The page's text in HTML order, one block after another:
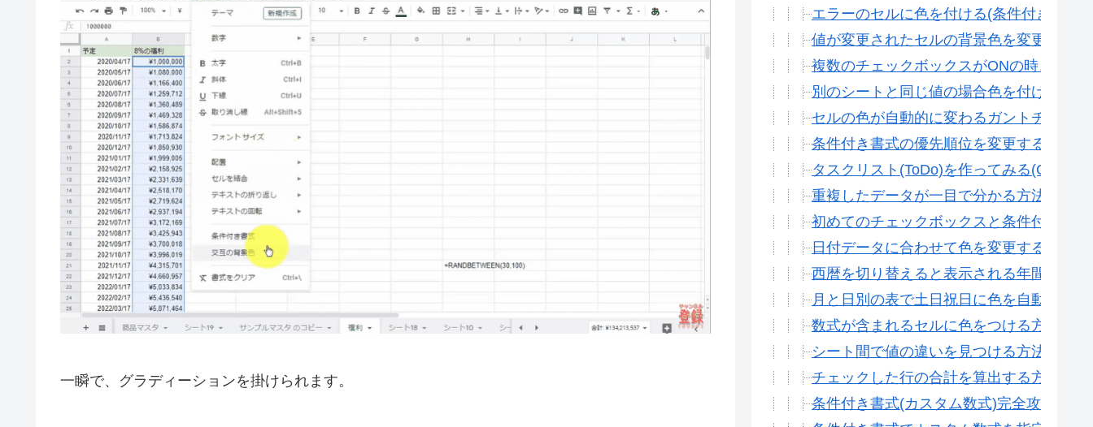
一瞬で、グラディーションを掛けられます。
エラーのセルに色を付ける(条件付き書式)
値が変更されたセルの背景色を変更する
複数のチェックボックスがONの時、セル
別のシートと同じ値の場合色を付ける方
セルの色が自動的に変わるガントチャー
条件付き書式の優先順位を変更する方法
タスクリスト(ToDo)を作ってみる(Gスプ
重複したデータが一目で分かる方法 条件
初めてのチェックボックスと条件付き書
日付データに合わせて色を変更する方法
西暦を切り替えると表示される年間予定
月と日別の表で土日祝日に色を自動で付
数式が含まれるセルに色をつける方法
シート間で値の違いを見つける方法(条件
チェックした行の合計を算出する方法
条件付き書式(カスタム数式)完全攻略(Gス